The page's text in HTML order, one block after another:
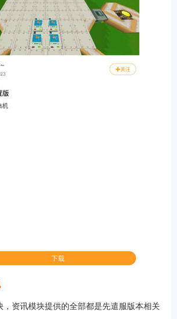
，资讯模块提供的全部都是先遣服版本相关